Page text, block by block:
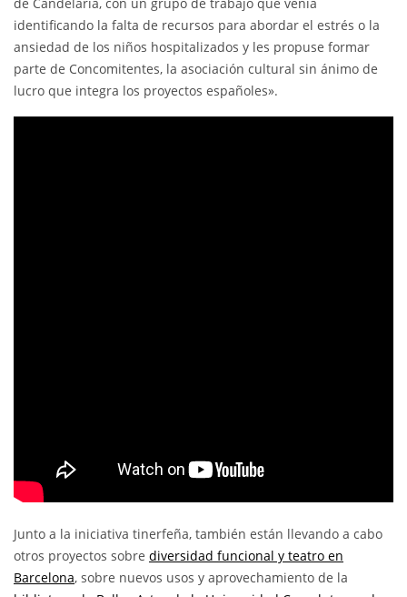
identificando la falta de recursos para abordar el estrés o la
ansiedad de los niños hospitalizados y les propuse formar
parte de Concomitentes, la asociación cultural sin ánimo de
lucro que integra los proyectos españoles».
Junto a la iniciativa tinerfeña, también están llevando a cabo
otros proyectos sobre diversidad funcional y teatro en
Barcelona, sobre nuevos usos y aprovechamiento de la